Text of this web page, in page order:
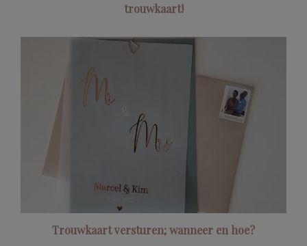
trouwkaart!
Trouwkaart versturen; wanneer en hoe?